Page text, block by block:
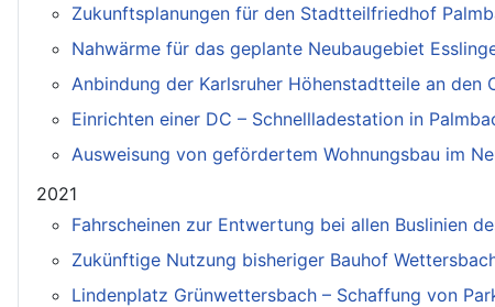
Zukunftsplanungen für den Stadtteilfriedhof
Nahwärme für das geplante Neubaugebiet
Anbindung der Karlsruher Höhenstadtteile an den
Einrichten einer DC – Schnellladestation in
Ausweisung von gefördertem Wohnungsbau im
2021
Fahrscheinen zur Entwertung bei allen Buslinien
Zukünftige Nutzung bisheriger Bauhof Wettersbach
Lindenplatz Grünwettersbach – Schaffung von